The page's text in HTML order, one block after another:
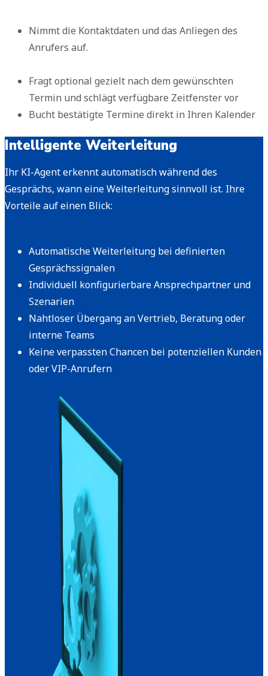
Nimmt die Kontaktdaten und das Anliegen des
Anrufers auf.
Fragt optional gezielt nach dem gewünschten
Termin und schlägt verfügbare Zeitfenster vor
Bucht bestätigte Termine direkt in Ihren Kalender
Intelligente Weiterleitung
Ihr KI-Agent erkennt automatisch während des
Gesprächs, wann eine Weiterleitung sinnvoll ist. Ihre
Vorteile auf einen Blick:
Automatische Weiterleitung bei definierten
Gesprächssignalen
Individuell konfigurierbare Ansprechpartner und
Szenarien
Nahtloser Übergang an Vertrieb, Beratung oder
interne Teams
Keine verpassten Chancen bei potenziellen Kunden
oder VIP-Anrufern